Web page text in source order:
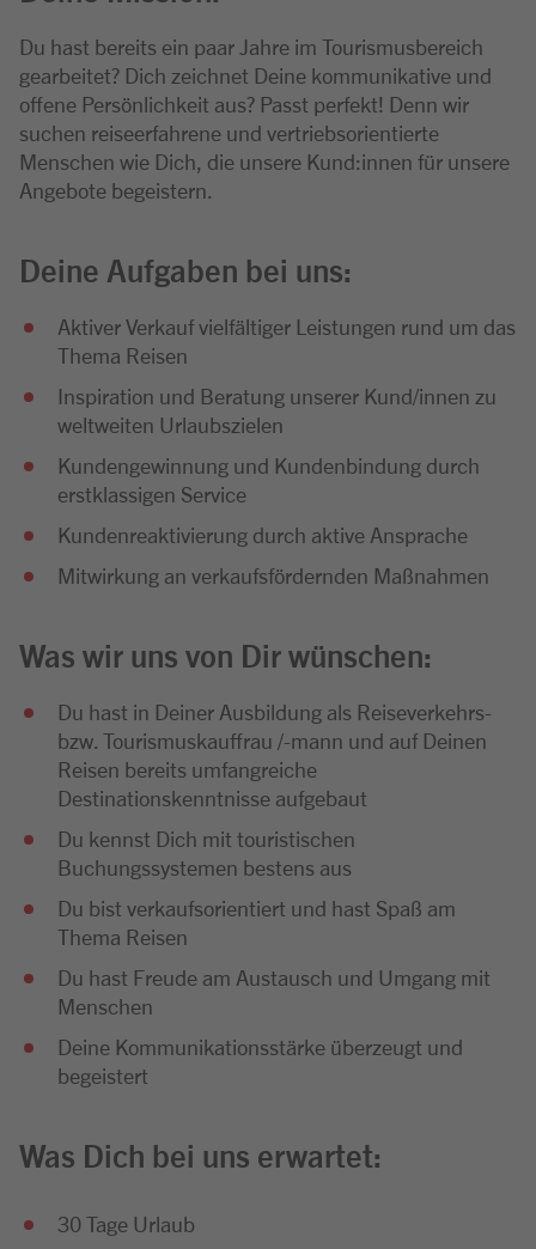
Du hast bereits ein paar Jahre im Tourismusbereich
gearbeitet? Dich zeichnet Deine kommunikative und
offene Persönlichkeit aus? Passt perfekt! Denn wir
suchen reiseerfahrene und vertriebsorientierte
Menschen wie Dich, die unsere Kund:innen für unsere
Angebote begeistern.
Deine Aufgaben bei uns:
Aktiver Verkauf vielfältiger Leistungen rund um das
Thema Reisen
Inspiration und Beratung unserer Kund/innen zu
weltweiten Urlaubszielen
Kundengewinnung und Kundenbindung durch
erstklassigen Service
Kundenreaktivierung durch aktive Ansprache
Mitwirkung an verkaufsfördernden Maßnahmen
Was wir uns von Dir wünschen:
Du hast in Deiner Ausbildung als Reiseverkehrs-
bzw. Tourismuskauffrau /-mann und auf Deinen
Reisen bereits umfangreiche
Destinationskenntnisse aufgebaut
Du kennst Dich mit touristischen
Buchungssystemen bestens aus
Du bist verkaufsorientiert und hast Spaß am
Thema Reisen
Du hast Freude am Austausch und Umgang mit
Menschen
Deine Kommunikationsstärke überzeugt und
begeistert
Was Dich bei uns erwartet:
30 Tage Urlaub